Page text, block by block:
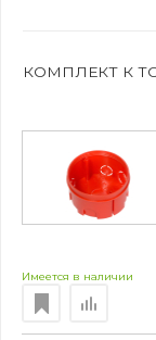
КОМПЛЕКТ К
Имеется в наличии